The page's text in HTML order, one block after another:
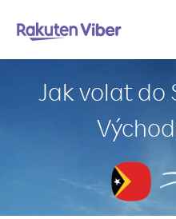
Jak volat do